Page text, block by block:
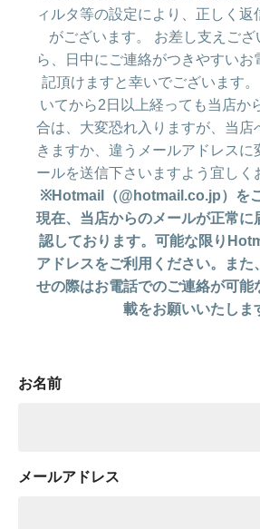
ィルタ等の設定により、正しく返
がございます。 お差し支えござ
ら、日中にご連絡がつきやすいお
記頂けますと幸いでございます
いてから2日以上経っても当店か
合は、大変恐れ入りますが、当店
きますか、違うメールアドレスに
ールを送信下さいますよう宜しく
※Hotmail（@hotmail.co.jp）を
現在、当店からのメールが正常に
認しております。可能な限り
アドレスをご利用ください。また
せの際はお電話でのご連絡が可能
載をお願いいたしま
お名前
メールアドレス